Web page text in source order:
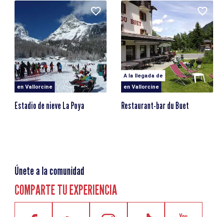
en Vallorcine
Estadio de nieve La Poya
A la llegada de
en Vallorcine
Restaurant-bar du Buet
Únete a la comunidad
COMPARTE TU EXPERIENCIA